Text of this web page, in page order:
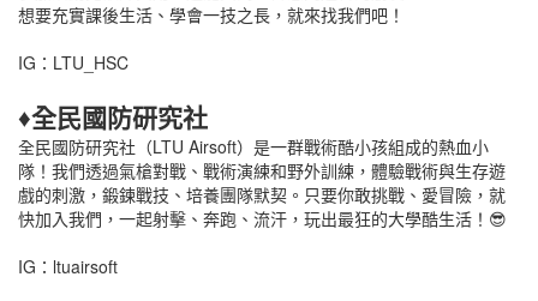
想要充實課後生活、學會一技之長，就來找我們吧！
IG：LTU_HSC
♦全民國防研究社
全民國防研究社（LTU Airsoft）是一群戰術酷小孩組成的熱血小
隊！我們透過氣槍對戰、戰術演練和野外訓練，體驗戰術與生存遊
戲的刺激，鍛鍊戰技、培養團隊默契。只要你敢挑戰、愛冒險，就
快加入我們，一起射擊、奔跑、流汗，玩出最狂的大學酷生活！😎
IG：ltuairsoft